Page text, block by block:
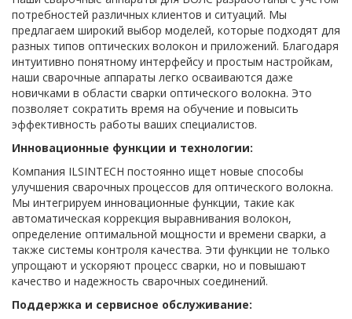
потребностей различных клиентов и ситуаций. Мы
предлагаем широкий выбор моделей, которые подходят для
разных типов оптических волокон и приложений. Благодаря
интуитивно понятному интерфейсу и простым настройкам,
наши сварочные аппараты легко осваиваются даже
новичками в области сварки оптического волокна. Это
позволяет сократить время на обучение и повысить
эффективность работы ваших специалистов.
Инновационные функции и технологии:
Компания ILSINTECH постоянно ищет новые способы
улучшения сварочных процессов для оптического волокна.
Мы интегрируем инновационные функции, такие как
автоматическая коррекция выравнивания волокон,
определение оптимальной мощности и времени сварки, а
также системы контроля качества. Эти функции не только
упрощают и ускоряют процесс сварки, но и повышают
качество и надежность сварочных соединений.
Поддержка и сервисное обслуживание: